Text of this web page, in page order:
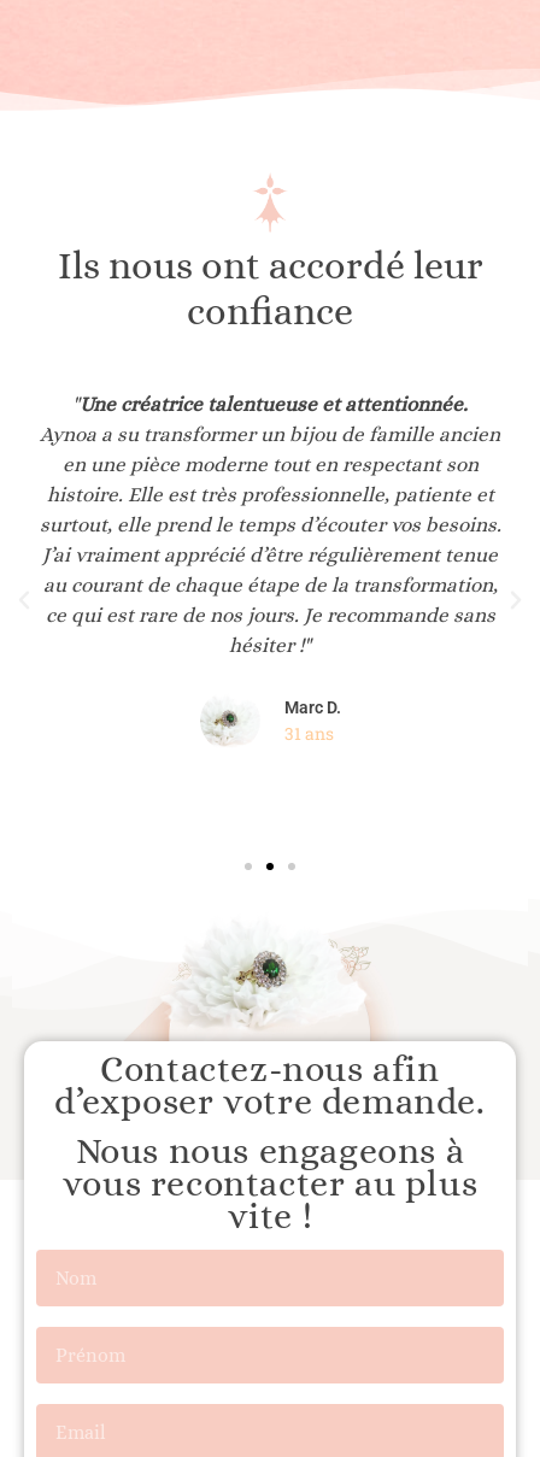
Ils nous ont accordé leur
confiance
"Une créatrice talentueuse et attentionnée.
Aynoa a su transformer un bijou de famille ancien
en une pièce moderne tout en respectant son
histoire. Elle est très professionnelle, patiente et
surtout, elle prend le temps d’écouter vos besoins.
J’ai vraiment apprécié d’être régulièrement tenue
au courant de chaque étape de la transformation,
ce qui est rare de nos jours. Je recommande sans
hésiter !"
Marc D.
31 ans
Contactez-nous afin
d’exposer votre demande.
Nous nous engageons à
vous recontacter au plus
vite !